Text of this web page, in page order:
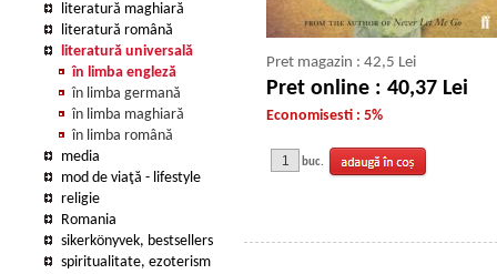
literatură maghiară
literatură română
literatură universală
în limba engleză
în limba germană
în limba maghiară
în limba română
media
mod de viaţă - lifestyle
religie
Romania
sikerkönyvek, bestsellers
spiritualitate, ezoterism
Pret magazin : 42,5 Lei
Pret online : 40,37 Lei
Economisesti : 5%
buc.